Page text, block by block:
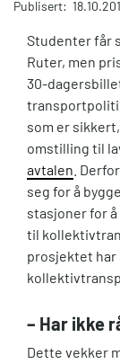
Publisert:
Studenter får
Ruter, men
30-
som er
omstilling til
avtalen .
seg for å
stasjoner for
til
prosjektet har
– Har ikke
Dette vekker